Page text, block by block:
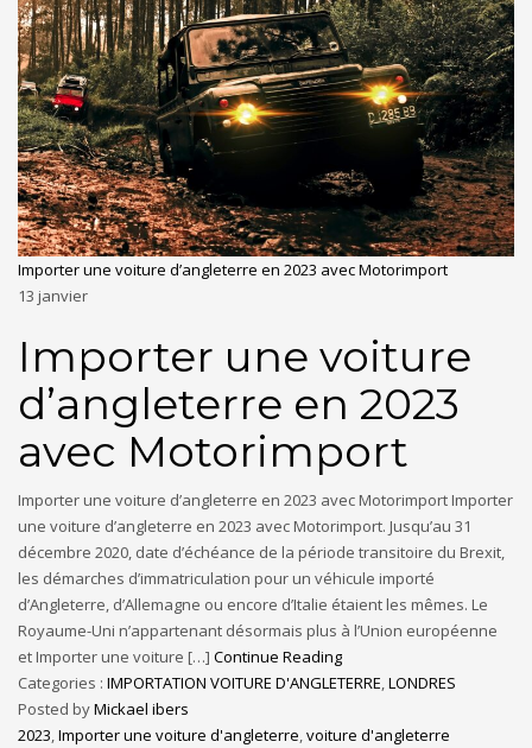
Importer une voiture d’angleterre en 2023 avec Motorimport
13 janvier
Importer une voiture
d’angleterre en 2023
avec Motorimport
Importer une voiture d’angleterre en 2023 avec Motorimport Importer
une voiture d’angleterre en 2023 avec Motorimport. Jusqu’au 31
décembre 2020, date d’échéance de la période transitoire du Brexit,
les démarches d’immatriculation pour un véhicule importé
d’Angleterre, d’Allemagne ou encore d’Italie étaient les mêmes. Le
Royaume-Uni n’appartenant désormais plus à l’Union européenne
et Importer une voiture […] Continue Reading
Categories : IMPORTATION VOITURE D'ANGLETERRE,LONDRES
Posted byMickael ibers
2023,Importer une voiture d'angleterre,voiture d'angleterre